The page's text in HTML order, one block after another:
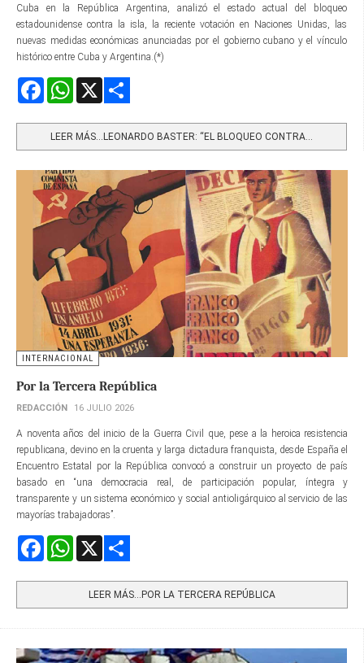
Cuba en la República Argentina, analizó el estado actual del bloqueo
estadounidense contra la isla, la reciente votación en Naciones Unidas, las
nuevas medidas económicas anunciadas por el gobierno cubano y el vínculo
histórico entre Cuba y Argentina.(*)
FacebookWhatsApp
LEER MÁS…LEONARDO BASTER: “EL BLOQUEO CONTRA...
INTERNACIONAL
Por la Tercera República
REDACCIÓN 16 JULIO 2026
A noventa años del inicio de la Guerra Civil que, pese a la heroica resistencia
republicana, devino en la cruenta y larga dictadura franquista, desde España el
Encuentro Estatal por la República convocó a construir un proyecto de país
basado en “una democracia real, de participación popular, íntegra y
transparente y un sistema económico y social antioligárquico al servicio de las
mayorías trabajadoras”.
FacebookWhatsApp
LEER MÁS…POR LA TERCERA REPÚBLICA